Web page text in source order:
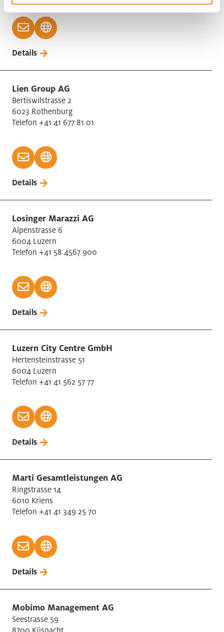
Details
Lien Group AG
Bertiswilstrasse 2
6023 Rothenburg
Telefon +41 41 677 81 01
Details
Losinger Marazzi AG
Alpenstrasse 6
6004 Luzern
Telefon +41 58 4567 900
Details
Luzern City Centre GmbH
Hertensteinstrasse 51
6004 Luzern
Telefon +41 41 562 57 77
Details
Marti Gesamtleistungen AG
Ringstrasse 14
6010 Kriens
Telefon +41 41 349 25 70
Details
Mobimo Management AG
Seestrasse 59